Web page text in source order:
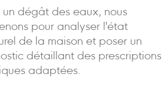
un dégât des eaux, nous
pour analyser l'état
de la maison et poser un
détaillant des prescriptions
adaptées.